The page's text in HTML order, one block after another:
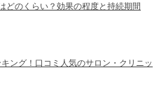
どのくらい？効果の程度と持続期間
ング！口コミ人気のサロン・クリニッ